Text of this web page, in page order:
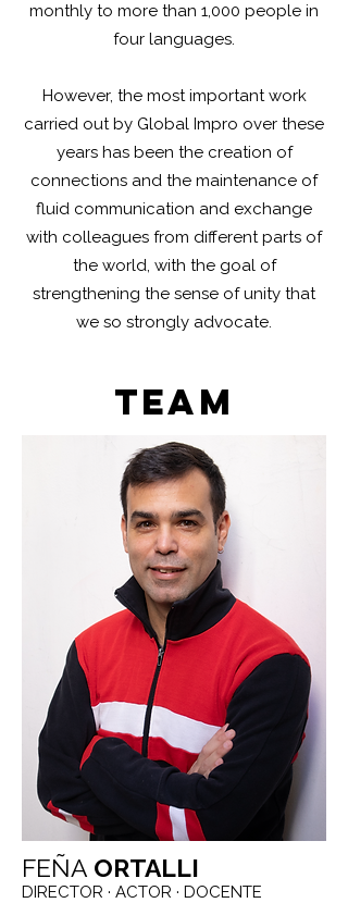
monthly to more than 1,000 people in
four languages.
However, the most important work
carried out by Global Impro over these
years has been the creation of
connections and the maintenance of
fluid communication and exchange
with colleagues from different parts of
the world, with the goal of
strengthening the sense of unity that
we so strongly advocate.
team
FEÑA ORTALLI
DIRECTOR · ACTOR · DOCENTE